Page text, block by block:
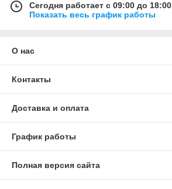
Сегодня работает с 09:00 до 18:00
Показать весь график работы
О нас
Контакты
Доставка и оплата
График работы
Полная версия сайта